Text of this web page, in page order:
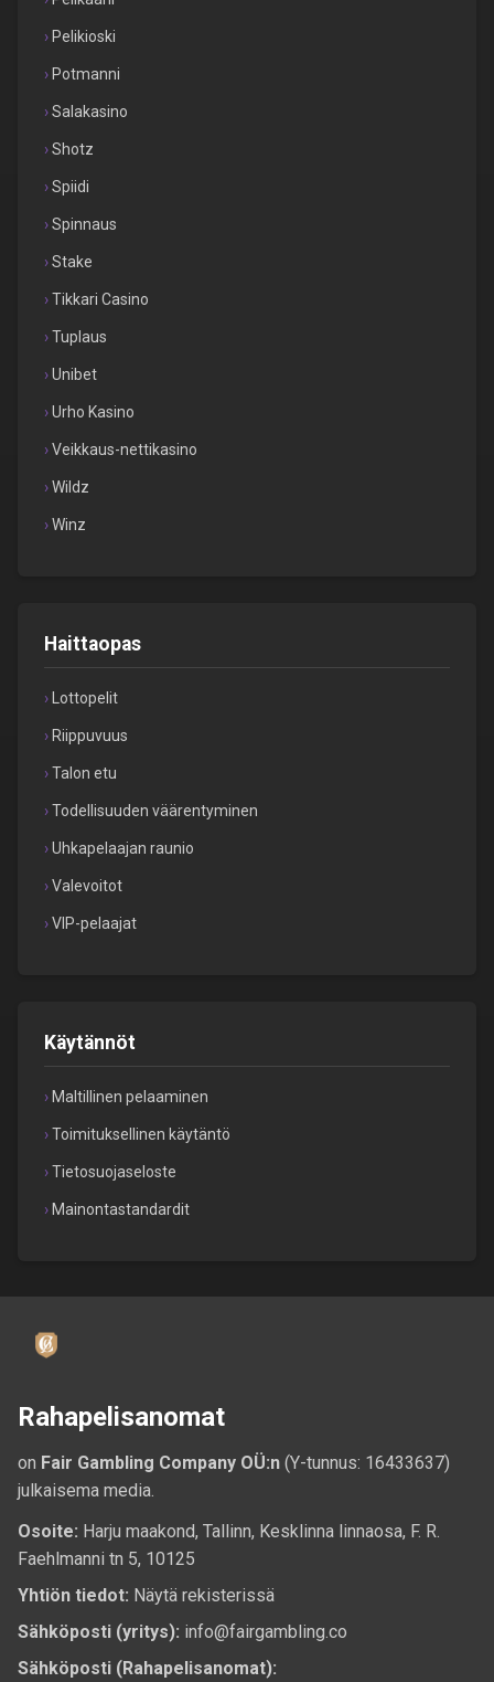
Pelikioski
Potmanni
Salakasino
Shotz
Spiidi
Spinnaus
Stake
Tikkari Casino
Tuplaus
Unibet
Urho Kasino
Veikkaus-nettikasino
Wildz
Winz
Haittaopas
Lottopelit
Riippuvuus
Talon etu
Todellisuuden väärentyminen
Uhkapelaajan raunio
Valevoitot
VIP-pelaajat
Käytännöt
Maltillinen pelaaminen
Toimituksellinen käytäntö
Tietosuojaseloste
Mainontastandardit
Rahapelisanomat
on Fair Gambling Company OÜ:n (Y-tunnus: 16433637)
julkaisema media.
Osoite: Harju maakond, Tallinn, Kesklinna linnaosa, F. R.
Faehlmanni tn 5, 10125
Yhtiön tiedot: Näytä rekisterissä
Sähköposti (yritys): info@fairgambling.co
Sähköposti (Rahapelisanomat):